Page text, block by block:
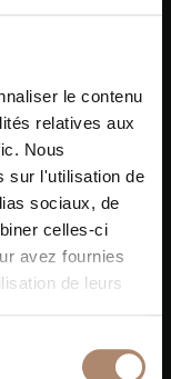
le contenu
relatives aux
Nous
sur l'utilisation de
sociaux, de
celles-ci
avez fournies
de leurs